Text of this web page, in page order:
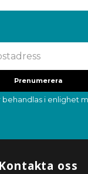
Prenumerera
i enlighet
Kontakta oss